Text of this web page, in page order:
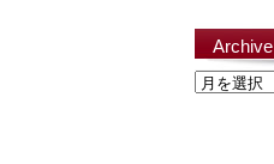
Archive
Archive